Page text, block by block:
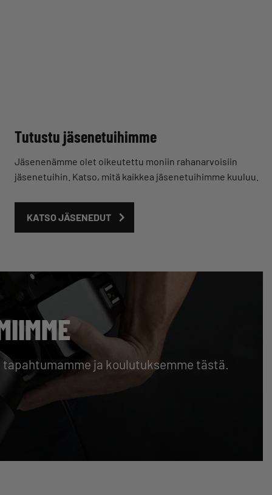
Tutustu jäsenetuihimme
Jäsenenämme olet oikeutettu moniin rahanarvoisiin
jäsenetuihin. Katso, mitä kaikkea jäsenetuihimme kuuluu.
KATSO JÄSENEDUT
ja koulutuksemme tästä.